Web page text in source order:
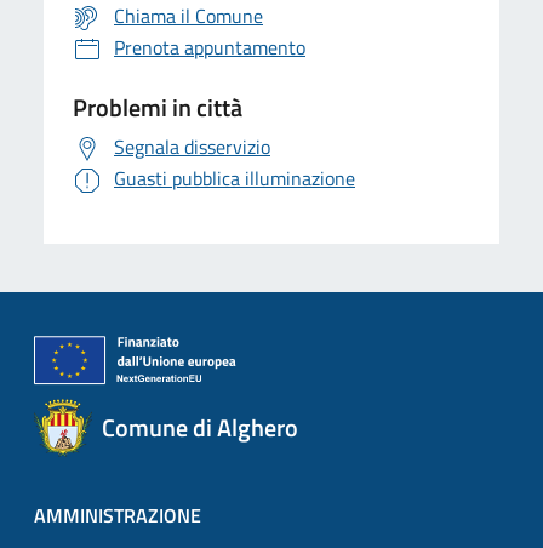
Chiama il Comune
Prenota appuntamento
Problemi in città
Segnala disservizio
Guasti pubblica illuminazione
Comune di Alghero
AMMINISTRAZIONE